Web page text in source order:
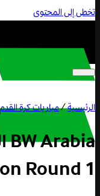
تخطى إلى المحتوى
الرئيسية/مباريات كرة القدم
Round 1